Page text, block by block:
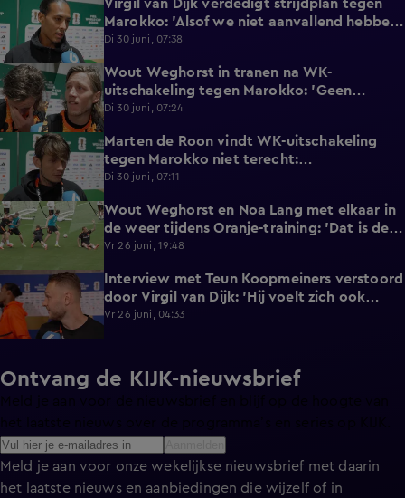
Virgil van Dijk verdedigt strijdplan tegen
Marokko: 'Alsof we niet aanvallend hebben
gedacht?'
Di 30 juni, 07:38
3:49
Wout Weghorst in tranen na WK-
uitschakeling tegen Marokko: 'Geen
moment rekening mee gehouden'
Di 30 juni, 07:24
3:26
Marten de Roon vindt WK-uitschakeling
tegen Marokko niet terecht:
'Gelijkwaardige pot'
Di 30 juni, 07:11
2:58
Wout Weghorst en Noa Lang met elkaar in
de weer tijdens Oranje-training: 'Dat is de
tweede keer!'
Vr 26 juni, 19:48
2:43
Interview met Teun Koopmeiners verstoord
door Virgil van Dijk: 'Hij voelt zich ook
lekker!'
Vr 26 juni, 04:33
Ontvang de KIJK-nieuwsbrief
Meld je aan voor onze wekelijkse nieuwsbrief met daarin
het laatste nieuws en aanbiedingen die wijzelf of in